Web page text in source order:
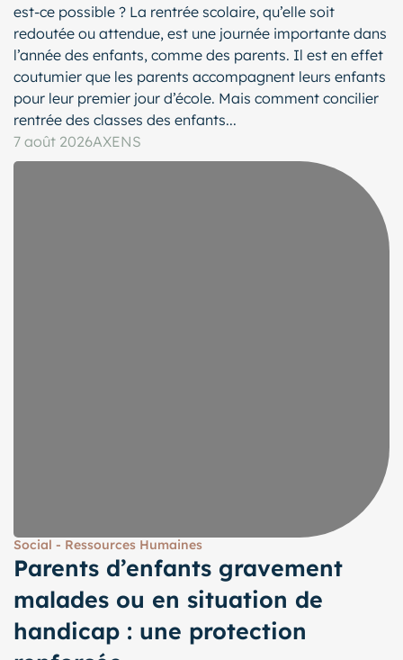
est-ce possible ? La rentrée scolaire, qu’elle soit
redoutée ou attendue, est une journée importante dans
l’année des enfants, comme des parents. Il est en effet
coutumier que les parents accompagnent leurs enfants
pour leur premier jour d’école. Mais comment concilier
rentrée des classes des enfants...
7 août 2026AXENS
Social - Ressources Humaines
Parents d’enfants gravement
malades ou en situation de
handicap : une protection